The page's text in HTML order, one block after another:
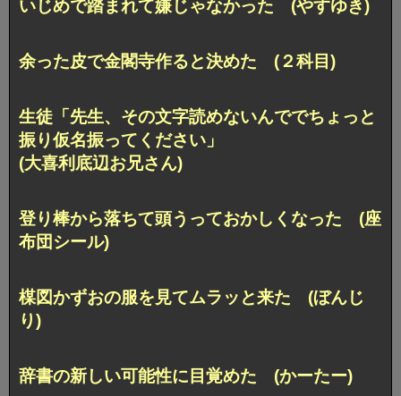
いじめで踏まれて嫌じゃなかった (やすゆき)
余った皮で金閣寺作ると決めた (２科目)
生徒「先生、その文字読めないんででちょっと
振り仮名振ってください」
(大喜利底辺お兄さん)
登り棒から落ちて頭うっておかしくなった (座
布団シール)
楳図かずおの服を見てムラッと来た (ぼんじ
り)
辞書の新しい可能性に目覚めた (かーたー)